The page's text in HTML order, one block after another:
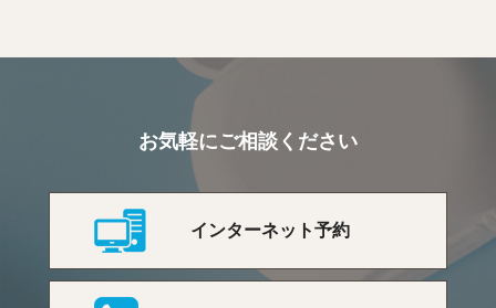
お気軽にご相談ください
インターネット予約